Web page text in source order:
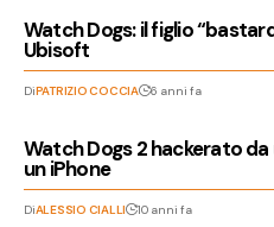
Watch Dogs: il figlio
Ubisoft
DiPATRIZIO COCCIA 6 anni fa
Watch Dogs 2 hackerato
un iPhone
DiALESSIO CIALLI 10 anni fa